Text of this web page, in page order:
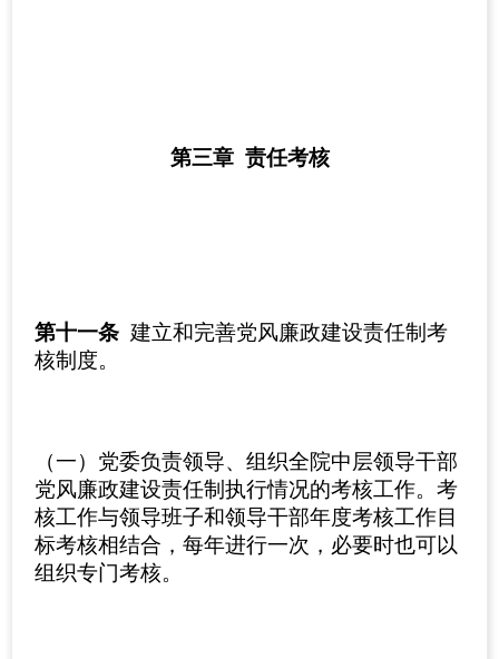
第三章 责任考核
第十一条 建立和完善党风廉政建设责任制考
核制度。
（一）党委负责领导、组织全院中层领导干部
党风廉政建设责任制执行情况的考核工作。考
核工作与领导班子和领导干部年度考核工作目
标考核相结合，每年进行一次，必要时也可以
组织专门考核。